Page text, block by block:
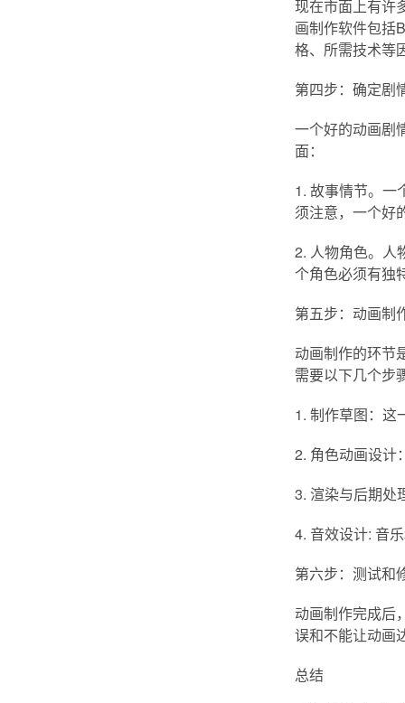
现在市面上有许
画制作软件包括
格、所需技术等
第四步：确定剧
一个好的动画剧
面：
1. 故事情节。一
须注意，一个好
2. 人物角色。人
个角色必须有独
第五步：动画制
动画制作的环节
需要以下几个步
1. 制作草图：这
2. 角色动画设计
3. 渲染与后期处
4. 音效设计: 音
第六步：测试和
动画制作完成后
误和不能让动画
总结